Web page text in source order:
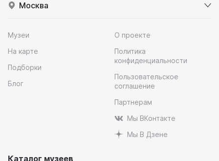
Москва
Музеи
На карте
Подборки
Блог
О проекте
Политика
конфиденциальности
Пользовательское
соглашение
Партнерам
Мы ВКонтакте
Мы В Дзене
Каталог музеев